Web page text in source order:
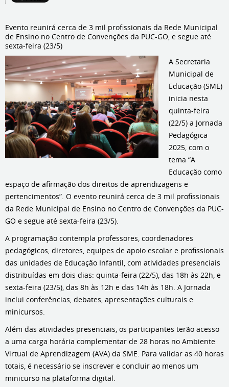
Evento reunirá cerca de 3 mil profissionais da Rede Municipal
de Ensino no Centro de Convenções da PUC-GO, e segue até
sexta-feira (23/5)
A Secretaria
Municipal de
Educação (SME)
inicia nesta
quinta-feira
(22/5) a Jornada
Pedagógica
2025, com o
tema “A
Educação como
espaço de afirmação dos direitos de aprendizagens e
pertencimentos”. O evento reunirá cerca de 3 mil profissionais
da Rede Municipal de Ensino no Centro de Convenções da PUC-
GO e segue até sexta-feira (23/5).
A programação contempla professores, coordenadores
pedagógicos, diretores, equipes de apoio escolar e profissionais
das unidades de Educação Infantil, com atividades presenciais
distribuídas em dois dias: quinta-feira (22/5), das 18h às 22h, e
sexta-feira (23/5), das 8h às 12h e das 14h às 18h. A Jornada
inclui conferências, debates, apresentações culturais e
minicursos.
Além das atividades presenciais, os participantes terão acesso
a uma carga horária complementar de 28 horas no Ambiente
Virtual de Aprendizagem (AVA) da SME. Para validar as 40 horas
totais, é necessário se inscrever e concluir ao menos um
minicurso na plataforma digital.